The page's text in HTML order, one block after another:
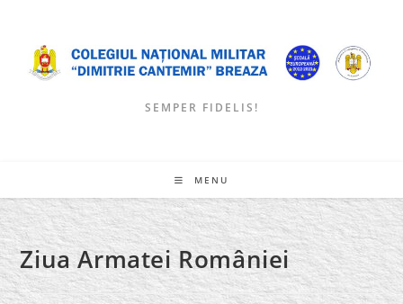
content
SEMPER FIDELIS!
MENU
Ziua Armatei României